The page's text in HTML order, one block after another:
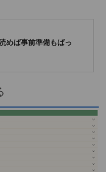
めば事前準備もばっ